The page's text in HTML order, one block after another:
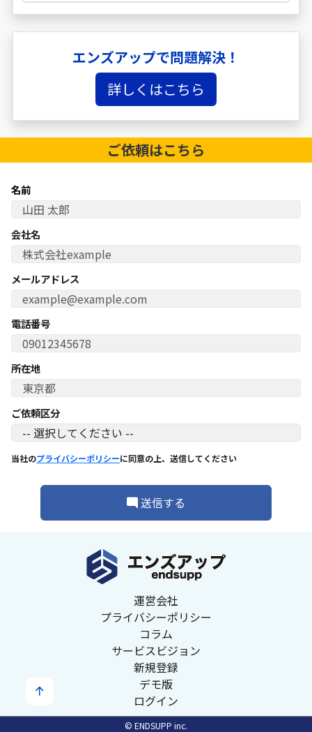
エンズアップで問題解決！
詳しくはこちら
ご依頼はこちら
名前
会社名
メールアドレス
電話番号
所在地
ご依頼区分
当社のプライバシーポリシーに同意の上、送信してください
送信する
運営会社
プライバシーポリシー
コラム
サービスビジョン
新規登録
デモ版
ログイン
© ENDSUPP inc.